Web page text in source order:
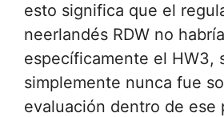
esto significa que el
neerlandés RDW no
específicamente el HW3,
simplemente nunca fue
evaluación dentro de ese